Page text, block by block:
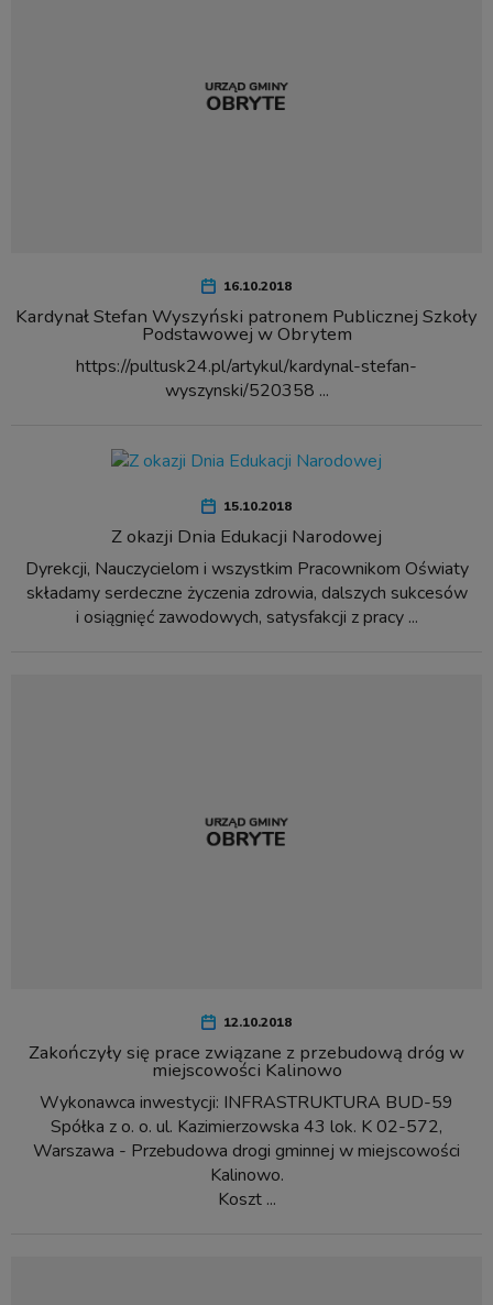
16.10.2018
Kardynał Stefan Wyszyński patronem Publicznej Szkoły
Podstawowej w Obrytem
https://pultusk24.pl/artykul/kardynal-stefan-
wyszynski/520358 ...
15.10.2018
Z okazji Dnia Edukacji Narodowej
Dyrekcji, Nauczycielom i wszystkim Pracownikom Oświaty
składamy serdeczne życzenia zdrowia, dalszych sukcesów
i osiągnięć zawodowych, satysfakcji z pracy ...
12.10.2018
Zakończyły się prace związane z przebudową dróg w
miejscowości Kalinowo
Wykonawca inwestycji: INFRASTRUKTURA BUD-59
Spółka z o. o. ul. Kazimierzowska 43 lok. K 02-572,
Warszawa - Przebudowa drogi gminnej w miejscowości
Kalinowo.
Koszt ...